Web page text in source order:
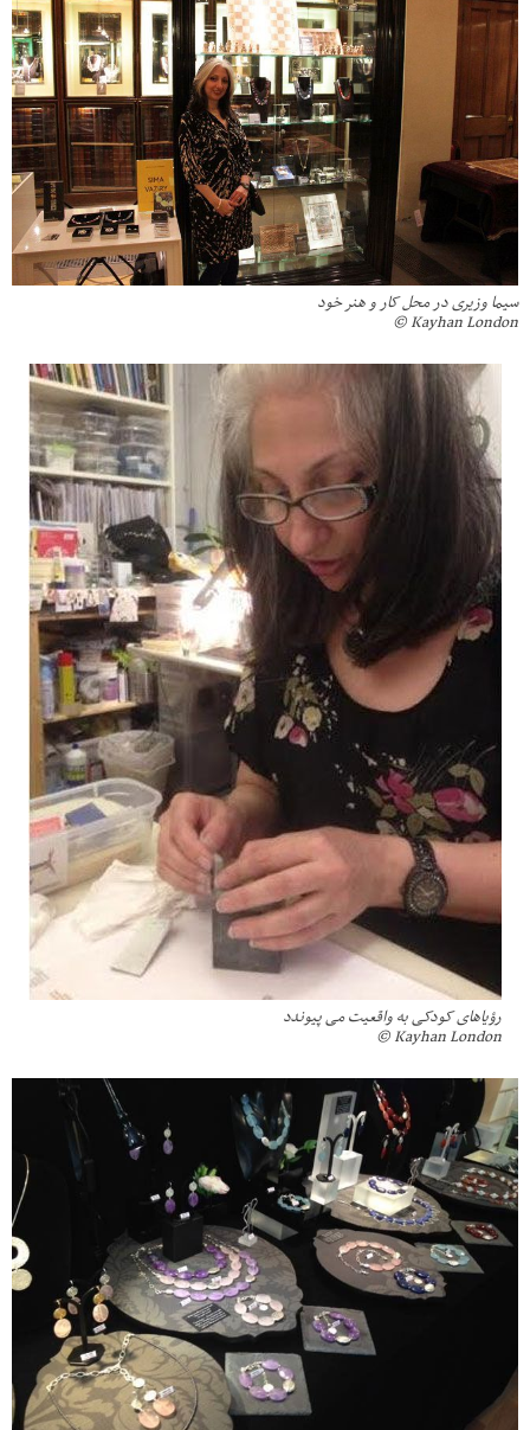
سیما وزیری در محل کار و هنر خود
Kayhan London ©
رؤیاهای کودکی به واقعیت می پیوندد
Kayhan London ©